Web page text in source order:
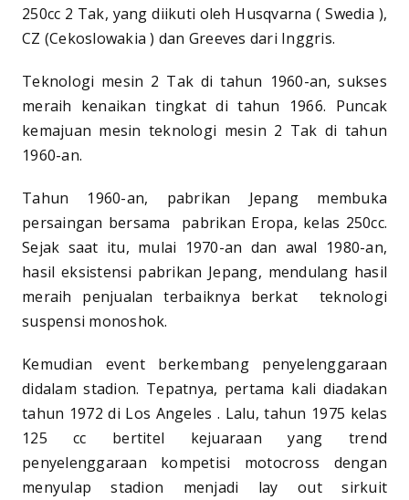
250cc 2 Tak, yang diikuti oleh Husqvarna ( Swedia ),
CZ (Cekoslowakia ) dan Greeves dari Inggris.
Teknologi mesin 2 Tak di tahun 1960-an, sukses
meraih kenaikan tingkat di tahun 1966. Puncak
kemajuan mesin teknologi mesin 2 Tak di tahun
1960-an.
Tahun 1960-an, pabrikan Jepang membuka
persaingan bersama pabrikan Eropa, kelas 250cc.
Sejak saat itu, mulai 1970-an dan awal 1980-an,
hasil eksistensi pabrikan Jepang, mendulang hasil
meraih penjualan terbaiknya berkat teknologi
suspensi monoshok.
Kemudian event berkembang penyelenggaraan
didalam stadion. Tepatnya, pertama kali diadakan
tahun 1972 di Los Angeles . Lalu, tahun 1975 kelas
125 cc bertitel kejuaraan yang trend
penyelenggaraan kompetisi motocross dengan
menyulap stadion menjadi lay out sirkuit